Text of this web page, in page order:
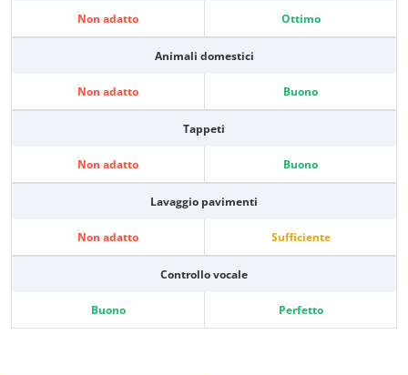
Non adatto Ottimo
Animali domestici
Non adatto Buono
Tappeti
Non adatto Buono
Lavaggio pavimenti
Non adatto Sufficiente
Controllo vocale
Buono Perfetto